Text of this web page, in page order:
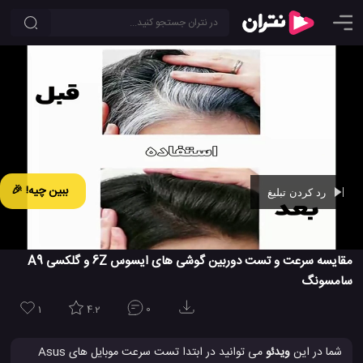
ببین چیه! 🎉
مقایسه سرعت و تست دوربین گوشی های ایسوس 6Z و گلکسی A9
سامسونگ
1 4.2 0
شما در اینویدئو
می توانید در ابتدا تست سرعت موبایل های Asus